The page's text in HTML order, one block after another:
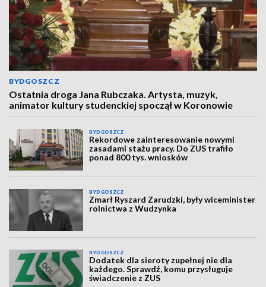
BYDGOSZCZ
Ostatnia droga Jana Rubczaka. Artysta, muzyk,
animator kultury studenckiej spoczął w Koronowie
BYDGOSZCZ
Rekordowe zainteresowanie nowymi
zasadami stażu pracy. Do ZUS trafiło
ponad 800 tys. wniosków
BYDGOSZCZ
Zmarł Ryszard Zarudzki, były wiceminister
rolnictwa z Wudzynka
BYDGOSZCZ
Dodatek dla sieroty zupełnej nie dla
każdego. Sprawdź, komu przysługuje
świadczenie z ZUS